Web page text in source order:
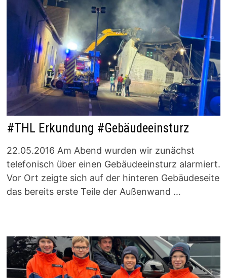
#THL Erkundung #Gebäudeeinsturz
22.05.2016 Am Abend wurden wir zunächst
telefonisch über einen Gebäudeeinsturz alarmiert.
Vor Ort zeigte sich auf der hinteren Gebäudeseite
das bereits erste Teile der Außenwand …